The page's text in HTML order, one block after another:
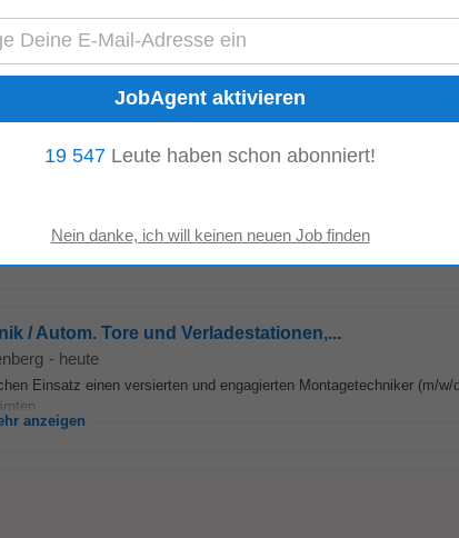
heute
Technologie, visionären Ideen und solidem Handwerk. Wir tun
beruht. Und das Spaß...
/ Autom. Tore und Verladestationen,...
Einsatz einen versierten und engagierten Montagetechniker (m/w/
/ Autom. Tore und Verladestationen,...
- heute
Einsatz einen versierten und engagierten Montagetechniker (m/w/
anzeigen
19 547 Leute haben schon abonniert!